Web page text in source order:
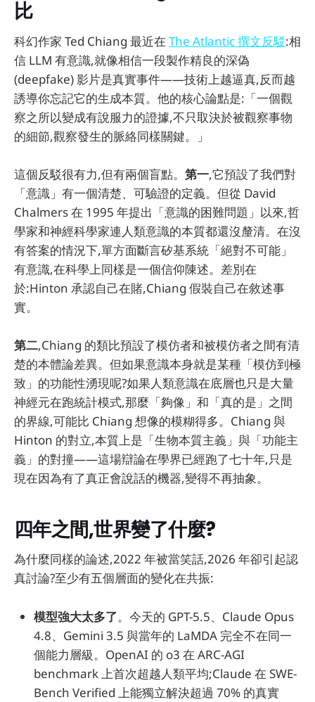
比
科幻作家 Ted Chiang 最近在 The Atlantic 撰文反駁:相
信 LLM 有意識,就像相信一段製作精良的深偽
(deepfake) 影片是真實事件——技術上越逼真,反而越
誘導你忘記它的生成本質。他的核心論點是:「一個觀
察之所以變成有說服力的證據,不只取決於被觀察事物
的細節,觀察發生的脈絡同樣關鍵。」
這個反駁很有力,但有兩個盲點。 第一,它預設了我們對
「意識」有一個清楚、可驗證的定義。但從 David
Chalmers 在 1995 年提出「意識的困難問題」以來,哲
學家和神經科學家連人類意識的本質都還沒釐清。在沒
有答案的情況下,單方面斷言矽基系統「絕對不可能」
有意識,在科學上同樣是一個信仰陳述。差別在
於:Hinton 承認自己在賭,Chiang 假裝自己在敘述事
實。
第二,Chiang 的類比預設了模仿者和被模仿者之間有清
楚的本體論差異。但如果意識本身就是某種「模仿到極
致」的功能性湧現呢?如果人類意識在底層也只是大量
神經元在跑統計模式,那麼「夠像」和「真的是」之間
的界線,可能比 Chiang 想像的模糊得多。Chiang 與
Hinton 的對立,本質上是「生物本質主義」與「功能主
義」的對撞——這場辯論在學界已經跑了七十年,只是
現在因為有了真正會說話的機器,變得不再抽象。
四年之間,世界變了什麼?
為什麼同樣的論述,2022 年被當笑話,2026 年卻引起認
真討論?至少有五個層面的變化在共振:
模型強大太多了。今天的 GPT-5.5、Claude Opus
4.8、Gemini 3.5 與當年的 LaMDA 完全不在同一
個能力層級。OpenAI 的 o3 在 ARC-AGI
benchmark 上首次超越人類平均;Claude 在 SWE-
Bench Verified 上能獨立解決超過 70% 的真實